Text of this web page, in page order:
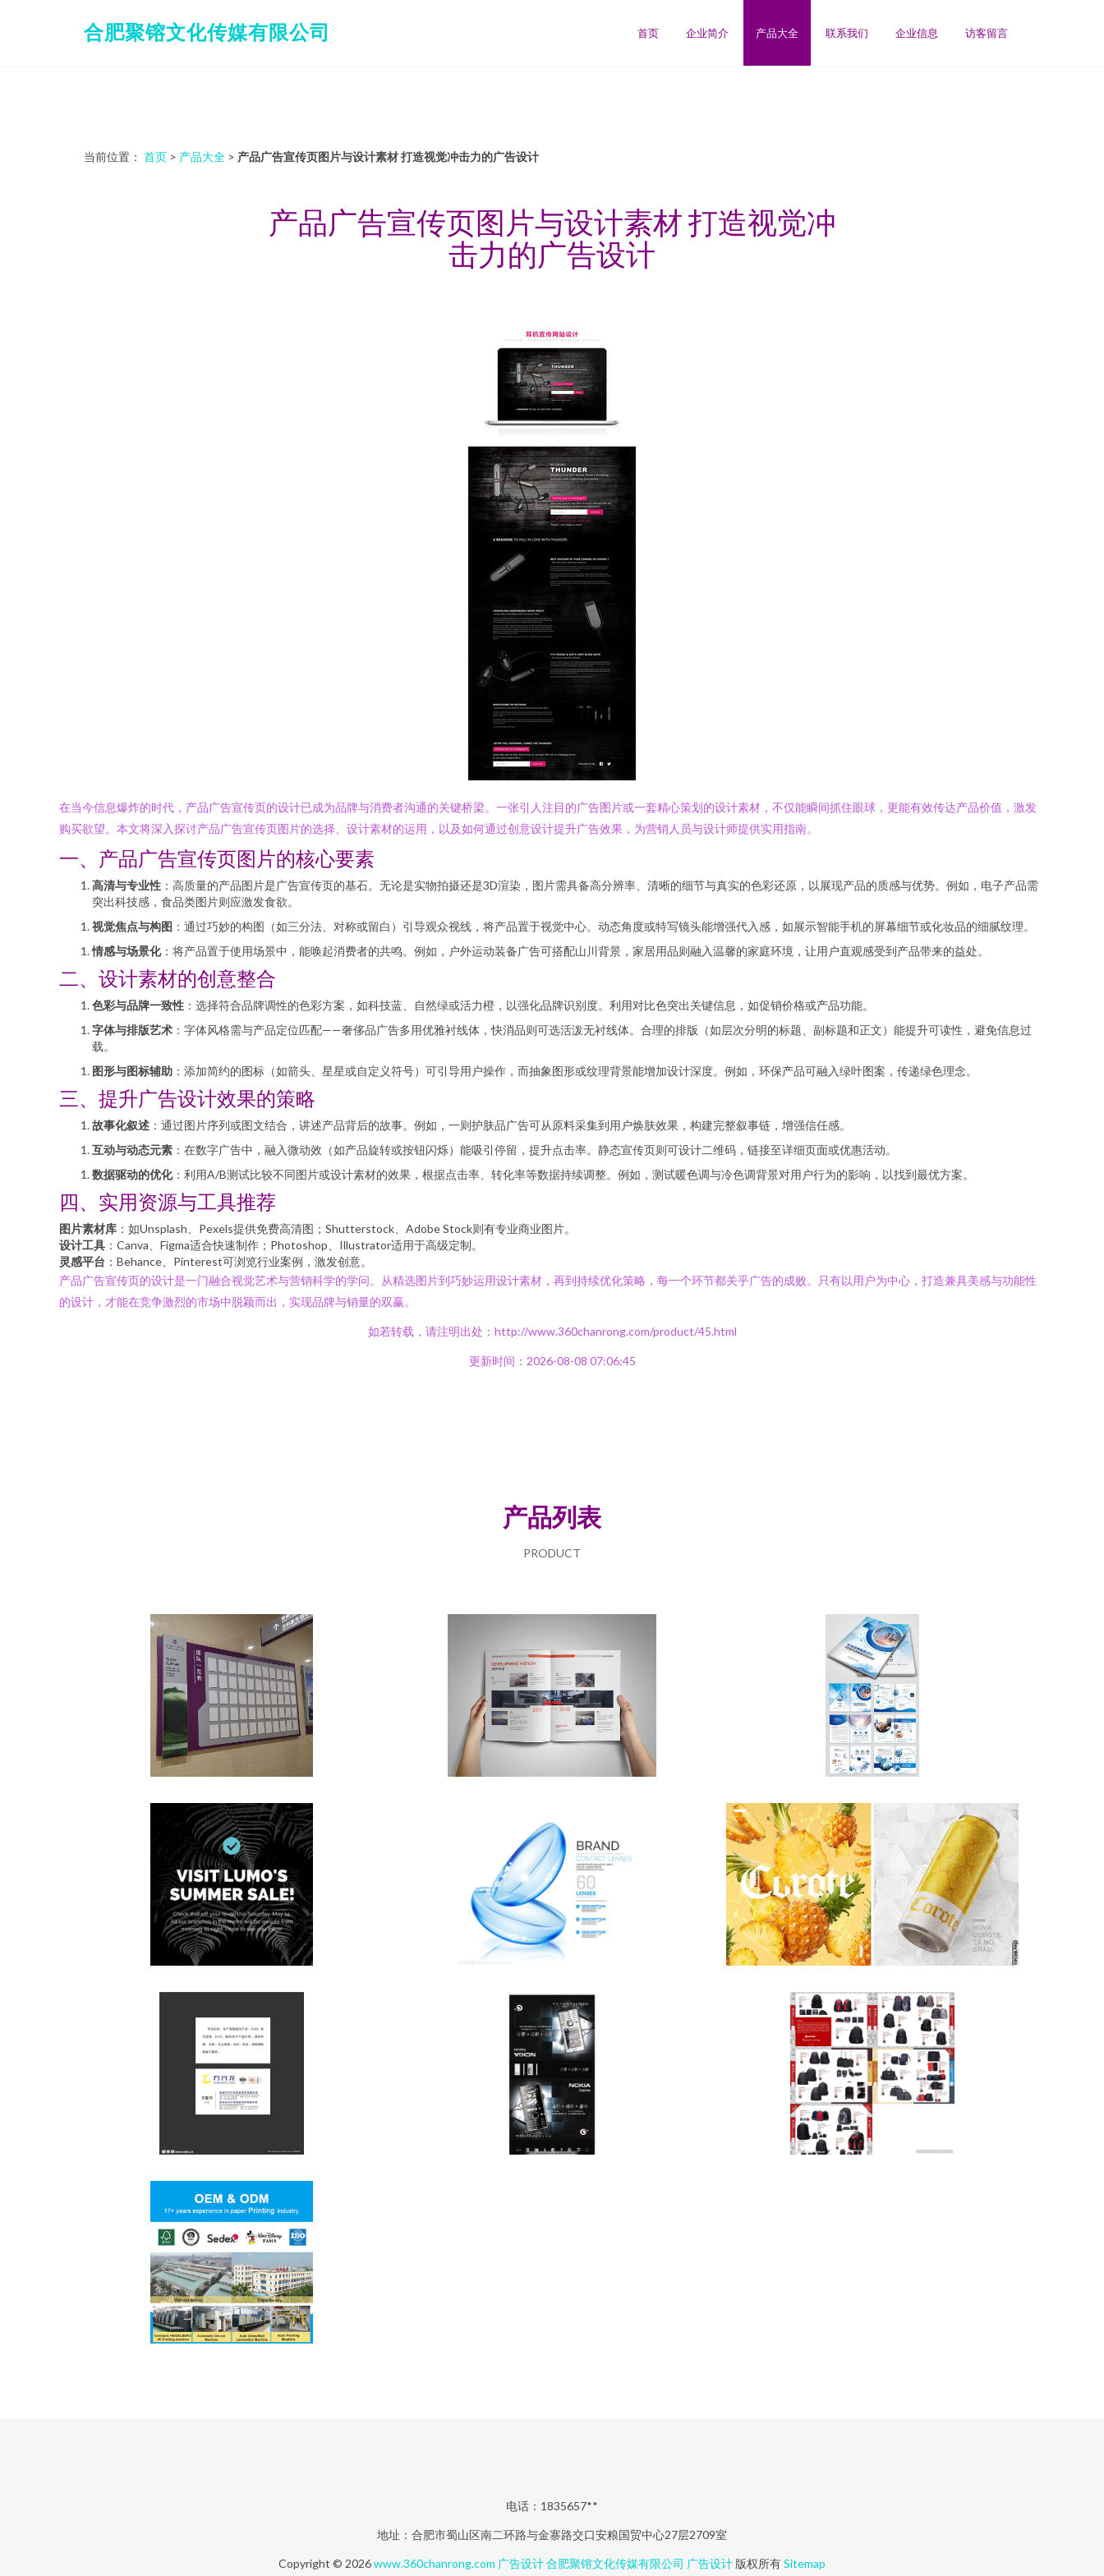
合肥聚镕文化传媒有限公司 首页 企业简介 产品大全 联系我们 企业信息 访客留言
当前位置： 首页 > 产品大全 > 产品广告宣传页图片与设计素材 打造视觉冲击力的广告设计
产品广告宣传页图片与设计素材 打造视觉冲
击力的广告设计
在当今信息爆炸的时代，产品广告宣传页的设计已成为品牌与消费者沟通的关键桥梁。一张引人注目的广告图片或一套精心策划的设计素材，不仅能瞬间抓住眼球，更能有效传达产品价值，激发
购买欲望。本文将深入探讨产品广告宣传页图片的选择、设计素材的运用，以及如何通过创意设计提升广告效果，为营销人员与设计师提供实用指南。
一、产品广告宣传页图片的核心要素
高清与专业性 ：高质量的产品图片是广告宣传页的基石。无论是实物拍摄还是3D渲染，图片需具备高分辨率、清晰的细节与真实的色彩还原，以展现产品的质感与优势。例如，电子产品需
突出科技感，食品类图片则应激发食欲。
视觉焦点与构图 ：通过巧妙的构图（如三分法、对称或留白）引导观众视线，将产品置于视觉中心。动态角度或特写镜头能增强代入感，如展示智能手机的屏幕细节或化妆品的细腻纹理。
情感与场景化：将产品置于使用场景中，能唤起消费者的共鸣。例如，户外运动装备广告可搭配山川背景，家居用品则融入温馨的家庭环境，让用户直观感受到产品带来的益处。
二、设计素材的创意整合
色彩与品牌一致性 ：选择符合品牌调性的色彩方案，如科技蓝、自然绿或活力橙，以强化品牌识别度。利用对比色突出关键信息，如促销价格或产品功能。
字体与排版艺术 ：字体风格需与产品定位匹配——奢侈品广告多用优雅衬线体，快消品则可选活泼无衬线体。合理的排版（如层次分明的标题、副标题和正文）能提升可读性，避免信息过
载。
图形与图标辅助 ：添加简约的图标（如箭头、星星或自定义符号）可引导用户操作，而抽象图形或纹理背景能增加设计深度。例如，环保产品可融入绿叶图案，传递绿色理念。
三、提升广告设计效果的策略
故事化叙述 ：通过图片序列或图文结合，讲述产品背后的故事。例如，一则护肤品广告可从原料采集到用户焕肤效果，构建完整叙事链，增强信任感。
互动与动态元素 ：在数字广告中，融入微动效（如产品旋转或按钮闪烁）能吸引停留，提升点击率。静态宣传页则可设计二维码，链接至详细页面或优惠活动。
数据驱动的优化：利用A/B测试比较不同图片或设计素材的效果，根据点击率、转化率等数据持续调整。例如，测试暖色调与冷色调背景对用户行为的影响，以找到最优方案。
四、实用资源与工具推荐
图片素材库 ：如Unsplash、Pexels提供免费高清图；Shutterstock、Adobe Stock则有专业商业图片。
设计工具 ：Canva、Figma适合快速制作；Photoshop、Illustrator适用于高级定制。
灵感平台 ：Behance、Pinterest可浏览行业案例，激发创意。
产品广告宣传页的设计是一门融合视觉艺术与营销科学的学问。从精选图片到巧妙运用设计素材，再到持续优化策略，每一个环节都关乎广告的成败。只有以用户为中心，打造兼具美感与功能性
的设计，才能在竞争激烈的市场中脱颖而出，实现品牌与销量的双赢。
如若转载，请注明出处：http://www.360chanrong.com/product/45.html
更新时间：2026-08-08 07:06:45
产品列表
PRODUCT
电话：1835657**
地址：合肥市蜀山区南二环路与金寨路交口安粮国贸中心27层2709室
Copyright © 2026www.360chanrong.com 广告设计合肥聚镕文化传媒有限公司 广告设计 版权所有Sitemap